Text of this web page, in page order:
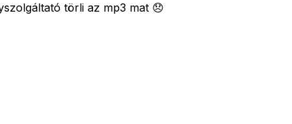
törli az mp3 mat 😞